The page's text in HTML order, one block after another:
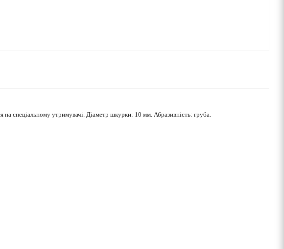
на спеціальному утримувачі. Діаметр шкурки: 10 мм. Абразивність: груба.